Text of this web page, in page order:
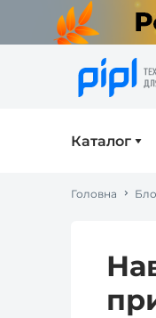
Каталог
Головна